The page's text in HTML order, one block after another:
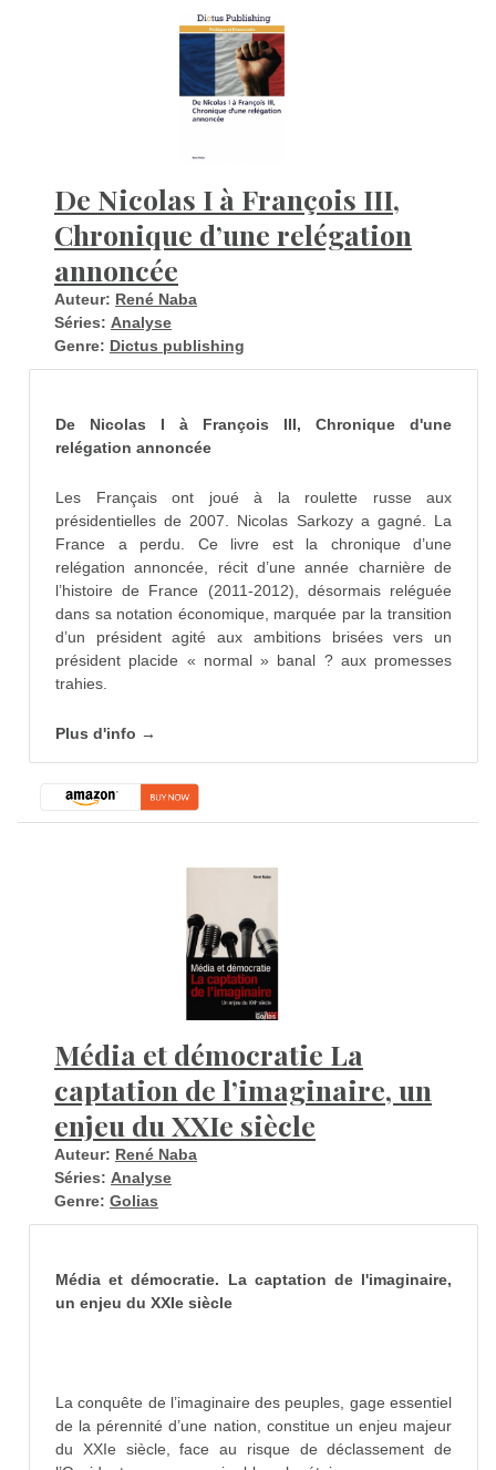
De Nicolas I à François III,
Chronique d’une relégation
annoncée
Auteur: René Naba
Séries: Analyse
Genre: Dictus publishing
De Nicolas I à François III, Chronique d'une
relégation annoncée
Les Français ont joué à la roulette russe aux
présidentielles de 2007. Nicolas Sarkozy a gagné. La
France a perdu. Ce livre est la chronique d’une
relégation annoncée, récit d’une année charnière de
l’histoire de France (2011-2012), désormais reléguée
dans sa notation économique, marquée par la transition
d’un président agité aux ambitions brisées vers un
président placide « normal » banal ? aux promesses
trahies.
Plus d'info →
Média et démocratie La
captation de l’imaginaire, un
enjeu du XXIe siècle
Auteur: René Naba
Séries: Analyse
Genre: Golias
Média et démocratie. La captation de l'imaginaire,
un enjeu du XXIe siècle
La conquête de l’imaginaire des peuples, gage essentiel
de la pérennité d’une nation, constitue un enjeu majeur
du XXIe siècle, face au risque de déclassement de